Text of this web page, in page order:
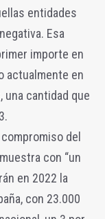
entidades
Esa
importe en
actualmente en
una cantidad que
del
con “un
en 2022 la
con 23.000